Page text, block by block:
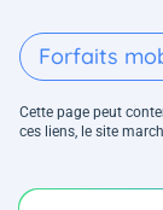
Forfaits
Cette page peut
ces liens, le site